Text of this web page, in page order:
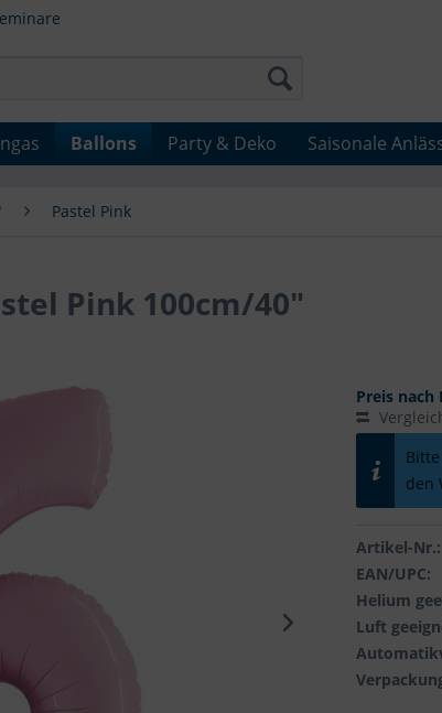
Ballons Party & Deko Saisonale
Pastel Pink
Pink 100cm/40"
Preis nach
Bitte
den
Artikel-Nr.:
EAN/UPC:
Helium
Luft